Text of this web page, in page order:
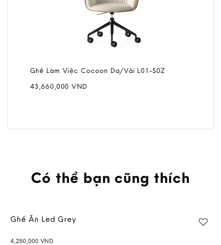
Ghế Làm Việc Cocoon Da/Vải L01-S0Z
43,660,000VND
Có thể bạn cũng thích
Ghế Ăn Led Grey
4,250,000 VND